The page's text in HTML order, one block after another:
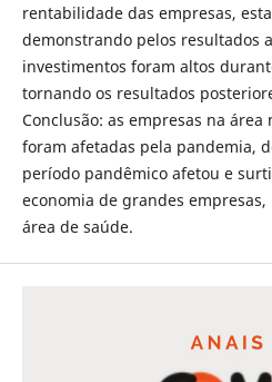
rentabilidade das empresas,
demonstrando pelos resultados
investimentos foram altos
tornando os resultados
Conclusão: as empresas na
foram afetadas pela pandemia,
período pandêmico afetou e
economia de grandes
área de saúde.